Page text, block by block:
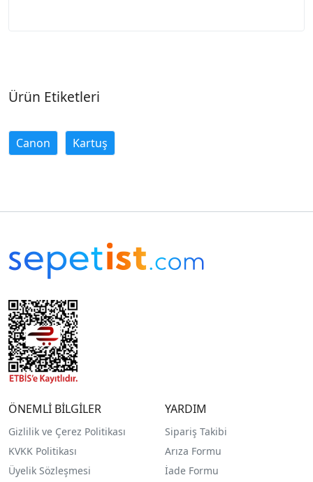
Ürün Etiketleri
Canon Kartuş
ÖNEMLİ BİLGİLER
Gizlilik ve Çerez Politikası
KVKK Politikası
Üyelik Sözleşmesi
YARDIM
Sipariş Takibi
Arıza Formu
İade Formu